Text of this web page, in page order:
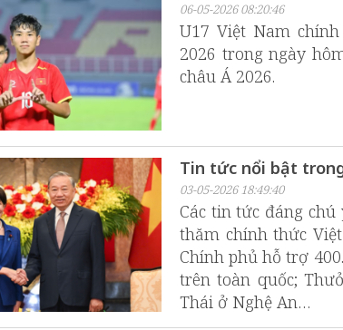
06-05-2026 08:20:46
U17 Việt Nam
2026 trong ngày
châu Á 2026.
Tin tức nổi bật
03-05-2026 18:49:40
Các tin tức đáng chú
thăm chính thức
Chính phủ hỗ trợ
trên toàn quốc;
Thái ở Nghệ An…